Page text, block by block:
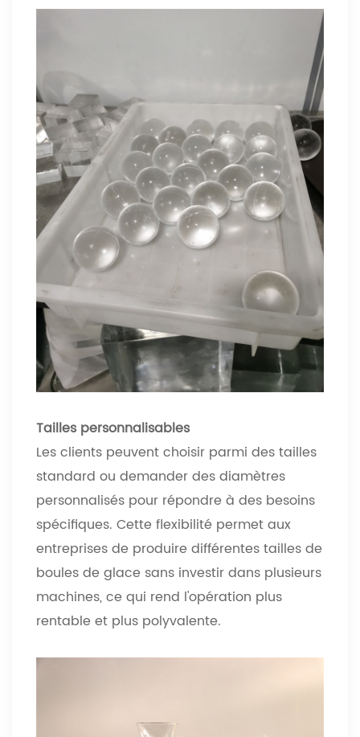
Tailles personnalisables
Les clients peuvent choisir parmi des tailles
standard ou demander des diamètres
personnalisés pour répondre à des besoins
spécifiques. Cette flexibilité permet aux
entreprises de produire différentes tailles de
boules de glace sans investir dans plusieurs
machines, ce qui rend l'opération plus
rentable et plus polyvalente.